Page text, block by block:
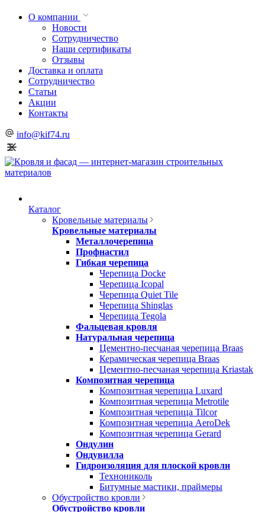
О компании
Новости
Сотрудничество
Наши сертификаты
Отзывы
Доставка и оплата
Сотрудничество
Статьи
Акции
Контакты
info@kif74.ru
Каталог
Кровельные материалы
Кровельные материалы
Металлочерепица
Профнастил
Гибкая черепица
Черепица Docke
Черепица Icopal
Черепица Quiet Tile
Черепица Shinglas
Черепица Tegola
Фальцевая кровля
Натуральная черепица
Цементно-песчаная черепица Braas
Керамическая черепица Braas
Цементно-песчаная черепица Kriastak
Композитная черепица
Композитная черепица Luxard
Композитная черепица Metrotile
Композитная черепица Tilcor
Композитная черепица AeroDek
Композитная черепица Gerard
Ондулин
Ондувилла
Гидроизоляция для плоской кровли
Технониколь
Битумные мастики, праймеры
Обустройство кровли
Обустройство кровли